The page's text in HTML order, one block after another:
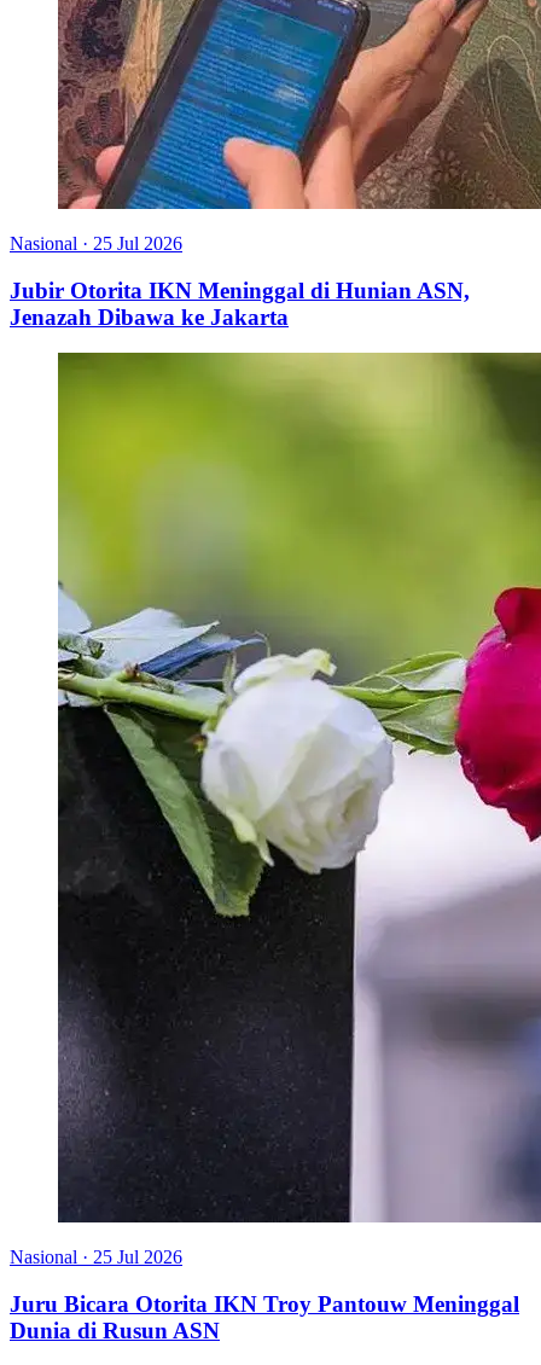
Nasional · 25 Jul 2026
Jubir Otorita IKN Meninggal di Hunian ASN,
Jenazah Dibawa ke Jakarta
Nasional · 25 Jul 2026
Juru Bicara Otorita IKN Troy Pantouw Meninggal
Dunia di Rusun ASN